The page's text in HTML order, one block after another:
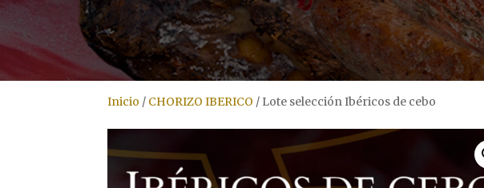
Inicio / CHORIZO IBERICO / Lote selección Ibéricos de cebo